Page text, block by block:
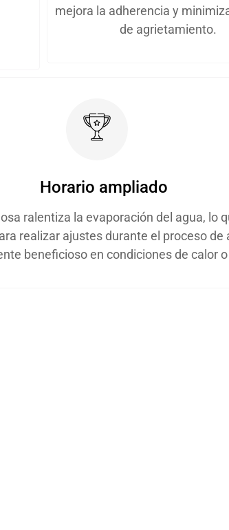
mejora la adherencia y
de agrietamiento.
Horario ampliado
ralentiza la evaporación del agua, lo
realizar ajustes durante el proceso de
beneficioso en condiciones de calor